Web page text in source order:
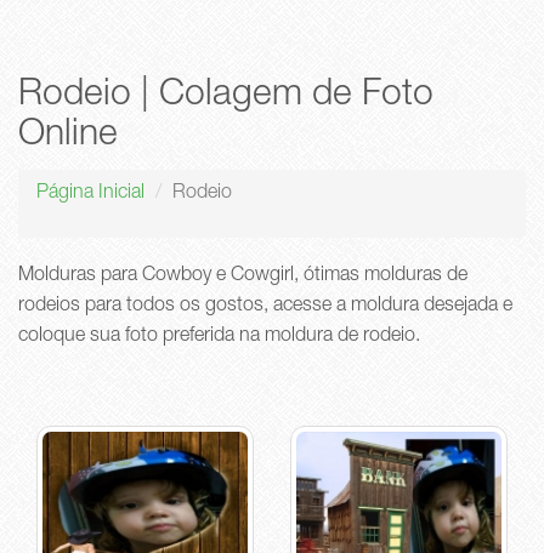
Rodeio | Colagem de Foto
Online
Página Inicial Rodeio
Molduras para Cowboy e Cowgirl, ótimas molduras de
rodeios para todos os gostos, acesse a moldura desejada e
coloque sua foto preferida na moldura de rodeio.